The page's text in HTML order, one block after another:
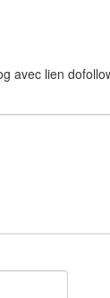
avec lien